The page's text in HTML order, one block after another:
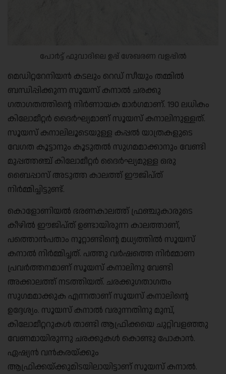
പോർട്ട് ഫുവാദിലെ ഉപ്പ് ശേഖരണ വളപ്പിൽ
മെഡിറ്ററേനിയൻ കടലും റെഡ് സീയും തമ്മിൽ
ബന്ധിപ്പിക്കുന്ന സൂയസ് കനാൽ ചരക്കു
ഗതാഗതത്തിന്റെ നിർണായക മാർഗമാണ്. 190 ലധികം
കിലോമീറ്റർ ദൈർഘ്യമാണ് സൂയസ് കനാലിനുള്ളത്.
സൂയസ് കനാലിലൂടെയുള്ള കപ്പൽ യാത്രകളുടെ
വേഗത കൂട്ടാനും കൂടുതൽ സുഗമമാക്കാനും വേണ്ടി
മുപ്പത്തഞ്ച് കിലോമീറ്റർ ദൈർഘ്യമുള്ള ഒരു
ബൈപ്പാസ് അടുത്ത കാലത്ത് ഈജിപ്ത്
നിർമ്മിച്ചിട്ടുണ്ട്.
കൊളോണിയൽ ഭരണകാലത്ത് ഫ്രഞ്ചുകാരുടെ
കീഴിൽ ഈജിപ്ത് ഉണ്ടായിരുന്ന കാലത്താണ്,
പത്തൊൻപതാം നൂറ്റാണ്ടിന്റെ മധ്യത്തിൽ സൂയസ്
കനാൽ നിർമ്മിച്ചത്. പത്തു വർഷത്തെ നിർമ്മാണ
പ്രവർത്തനമാണ് സൂയസ് കനാലിനു വേണ്ടി
അക്കാലത്ത് നടത്തിയത്. ചരക്കുഗതാഗതം
സുഗമമാക്കുക എന്നതാണ് സൂയസ് കനാലിന്റെ
ഉദ്ദേശ്യം. സൂയസ് കനാൽ വരുന്നതിനു മുമ്പ്,
കിലോമീറ്ററുകൾ താണ്ടി ആഫ്രിക്കയെ ചുറ്റിവളഞ്ഞു
വേണമായിരുന്നു ചരക്കുകൾ കൊണ്ടു പോകാൻ.
ഏഷ്യൻ വൻകരയ്ക്കും
ആഫ്രിക്കയ്ക്കുമിടയിലായിട്ടാണ് സൂയസ് കനാൽ.